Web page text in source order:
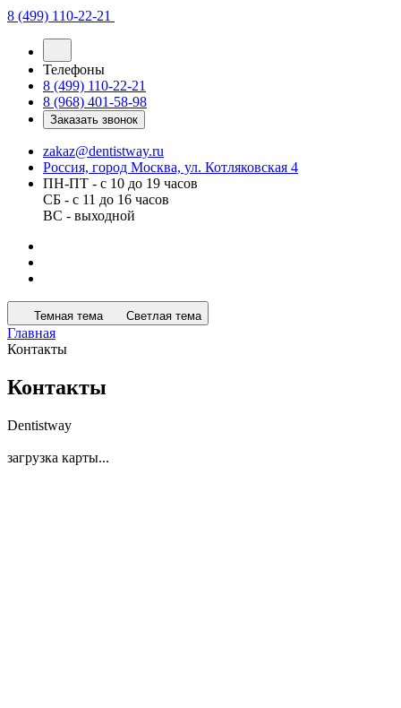
8 (499) 110-22-21
Телефоны
8 (499) 110-22-21
8 (968) 401-58-98
Заказать звонок
zakaz@dentistway.ru
Россия, город Москва, ул. Котляковская 4
ПН-ПТ - с 10 до 19 часов
СБ - с 11 до 16 часов
ВС - выходной
Темная тема Светлая тема
Главная
Контакты
Контакты
Dentistway
загрузка карты...